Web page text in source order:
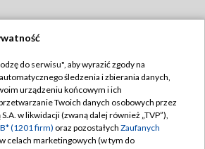
TVP
Regulamin TVP
Polityka prywatności
do serwisu", aby wyrazić zgody na
śledzenia i zbierania danych,
urządzeniu końcowym i ich
Twoich danych osobowych przez
w likwidacji (zwaną dalej również „TVP”),
(1201 firm) oraz pozostałych Zaufanych
celach marketingowych (w tym do